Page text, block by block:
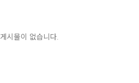
게시물이 없습니다.